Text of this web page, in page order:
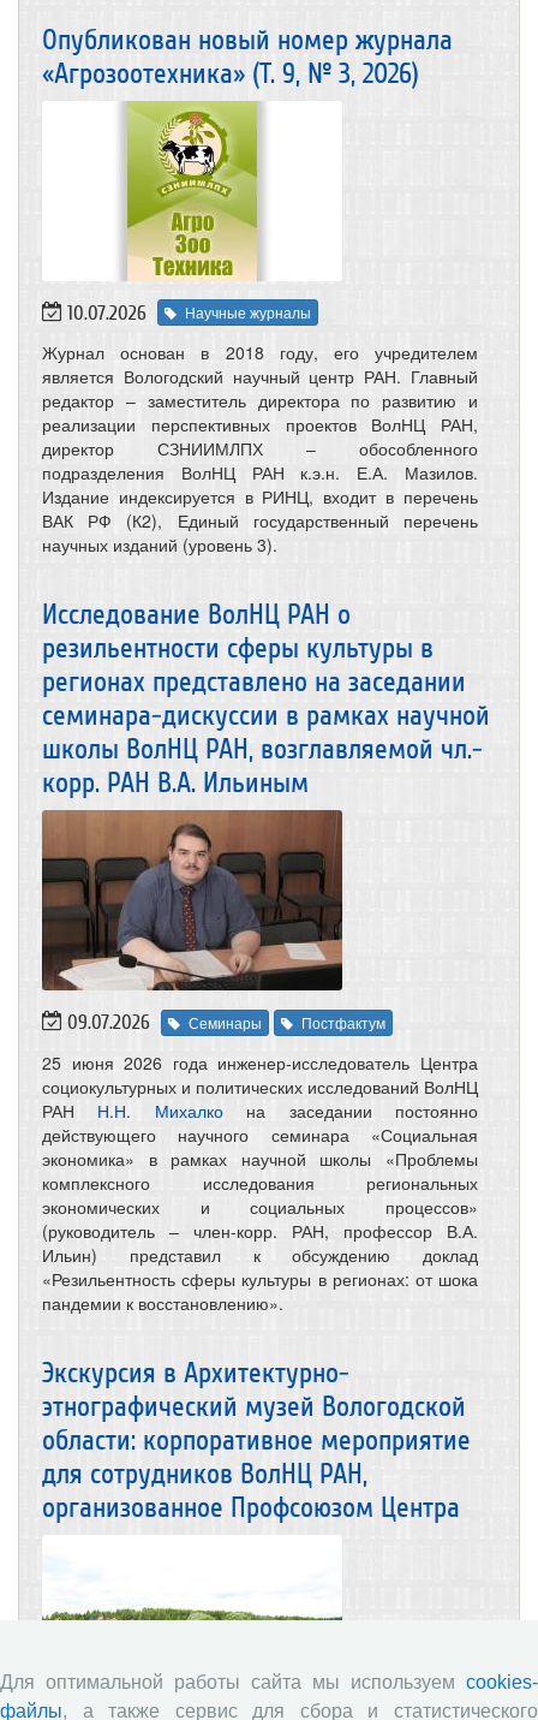
Опубликован новый номер журнала
«Агрозоотехника» (Т. 9, № 3, 2026)
10.07.2026 Научные журналы
Журнал основан в 2018 году, его учредителем
является Вологодский научный центр РАН. Главный
редактор – заместитель директора по развитию и
реализации перспективных проектов ВолНЦ РАН,
директор СЗНИИМЛПХ – обособленного
подразделения ВолНЦ РАН к.э.н. Е.А. Мазилов.
Издание индексируется в РИНЦ, входит в перечень
ВАК РФ (К2), Единый государственный перечень
научных изданий (уровень 3).
Исследование ВолНЦ РАН о
резильентности сферы культуры в
регионах представлено на заседании
семинара-дискуссии в рамках научной
школы ВолНЦ РАН, возглавляемой чл.-
корр. РАН В.А. Ильиным
09.07.2026 Семинары Постфактум
25 июня 2026 года инженер-исследователь Центра
социокультурных и политических исследований ВолНЦ
РАН Н.Н. Михалкона заседании постоянно
действующего научного семинара «Социальная
экономика» в рамках научной школы «Проблемы
комплексного исследования региональных
экономических и социальных процессов»
(руководитель – член-корр. РАН, профессор В.А.
Ильин) представил к обсуждению доклад
«Резильентность сферы культуры в регионах: от шока
пандемии к восстановлению».
Экскурсия в Архитектурно-
этнографический музей Вологодской
области: корпоративное мероприятие
для сотрудников ВолНЦ РАН,
организованное Профсоюзом Центра
Для оптимальной работы сайта мы используем cookies-
файлы, а также сервис для сбора и статистического